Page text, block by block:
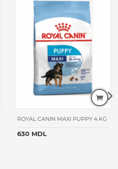
ROYAL CANIN MAXI PUPPY 4 KG
630 MDL